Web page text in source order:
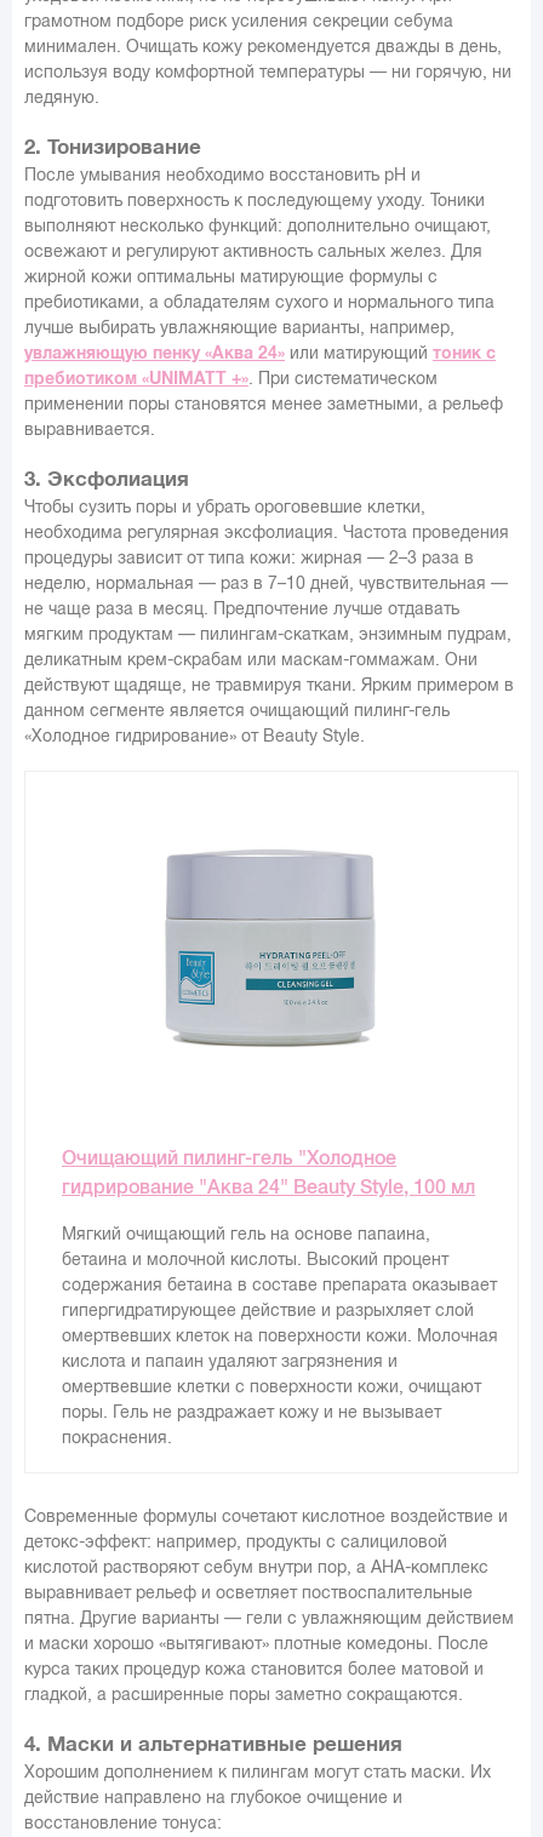
грамотном подборе риск усиления секреции себума
минимален. Очищать кожу рекомендуется дважды в день,
используя воду комфортной температуры — ни горячую, ни
ледяную.
2. Тонизирование
После умывания необходимо восстановить pH и
подготовить поверхность к последующему уходу. Тоники
выполняют несколько функций: дополнительно очищают,
освежают и регулируют активность сальных желез. Для
жирной кожи оптимальны матирующие формулы с
пребиотиками, а обладателям сухого и нормального типа
лучше выбирать увлажняющие варианты, например,
увлажняющую пенку «Аква 24» или матирующий тоник с
пребиотиком «UNIMATT +» . При систематическом
применении поры становятся менее заметными, а рельеф
выравнивается.
3. Эксфолиация
Чтобы сузить поры и убрать ороговевшие клетки,
необходима регулярная эксфолиация. Частота проведения
процедуры зависит от типа кожи: жирная — 2–3 раза в
неделю, нормальная — раз в 7–10 дней, чувствительная —
не чаще раза в месяц. Предпочтение лучше отдавать
мягким продуктам — пилингам-скаткам, энзимным пудрам,
деликатным крем-скрабам или маскам-гоммажам. Они
действуют щадяще, не травмируя ткани. Ярким примером в
данном сегменте является очищающий пилинг-гель
«Холодное гидрирование» от Beauty Style.
Очищающий пилинг-гель "Холодное
гидрирование "Аква 24" Beauty Style, 100 мл
Мягкий очищающий гель на основе папаина,
бетаина и молочной кислоты. Высокий процент
содержания бетаина в составе препарата оказывает
гипергидратирующее действие и разрыхляет слой
омертвевших клеток на поверхности кожи. Молочная
кислота и папаин удаляют загрязнения и
омертвевшие клетки с поверхности кожи, очищают
поры. Гель не раздражает кожу и не вызывает
покраснения.
Современные формулы сочетают кислотное воздействие и
детокс-эффект: например, продукты с салициловой
кислотой растворяют себум внутри пор, а AHA-комплекс
выравнивает рельеф и осветляет поствоспалительные
пятна. Другие варианты — гели с увлажняющим действием
и маски хорошо «вытягивают» плотные комедоны. После
курса таких процедур кожа становится более матовой и
гладкой, а расширенные поры заметно сокращаются.
4. Маски и альтернативные решения
Хорошим дополнением к пилингам могут стать маски. Их
действие направлено на глубокое очищение и
восстановление тонуса: